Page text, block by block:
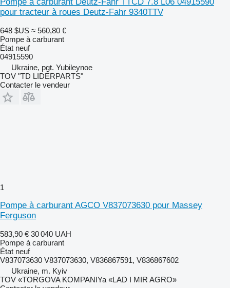
pour tracteur à roues Deutz-Fahr 9340TTV
648 $US ≈ 560,80 €
Pompe à carburant
État neuf
04915590
Ukraine, pgt. Yubileynoe
TOV "TD LIDERPARTS"
Contacter le vendeur
1
Pompe à carburant AGCO V837073630 pour Massey
Ferguson
583,90 € 30 040 UAH
Pompe à carburant
État neuf
V837073630 V837073630, V836867591, V836867602
Ukraine, m. Kyiv
TOV «TORGOVA KOMPANIYa «LAD I MIR AGRO»